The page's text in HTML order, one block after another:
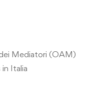
Mediatori (OAM)
Italia